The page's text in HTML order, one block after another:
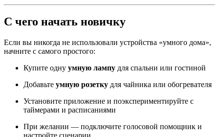
С чего начать новичку
Если вы никогда не использовали устройства «умного дома»,
начните с самого простого:
Купите одну умную лампу для спальни или гостиной
Добавьте умную розетку для чайника или обогревателя
Установите приложение и поэкспериментируйте с
таймерами и расписаниями
При желании — подключите голосовой помощник и
настройте сценарии